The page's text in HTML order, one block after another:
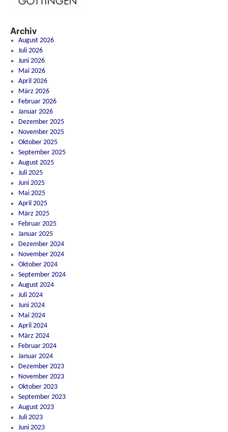
Archiv
August 2026
Juli 2026
Juni 2026
Mai 2026
April 2026
März 2026
Februar 2026
Januar 2026
Dezember 2025
November 2025
Oktober 2025
September 2025
August 2025
Juli 2025
Juni 2025
Mai 2025
April 2025
März 2025
Februar 2025
Januar 2025
Dezember 2024
November 2024
Oktober 2024
September 2024
August 2024
Juli 2024
Juni 2024
Mai 2024
April 2024
März 2024
Februar 2024
Januar 2024
Dezember 2023
November 2023
Oktober 2023
September 2023
August 2023
Juli 2023
Juni 2023